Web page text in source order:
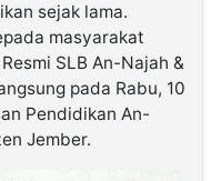
sejak lama.
masyarakat
SLB An-Najah &
pada Rabu, 10
Pendidikan An-
Jember.